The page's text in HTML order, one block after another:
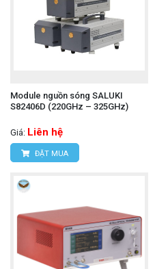
Module nguồn sóng SALUKI
S82406D (220GHz – 325GHz)
Giá: Liên hệ
ĐẶT MUA